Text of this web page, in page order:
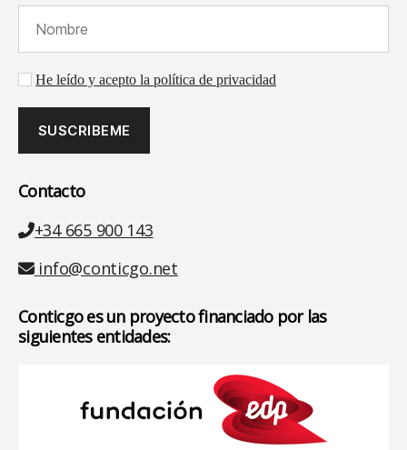
Aceptación de la política de privacidad
He leído y acepto la política de privacidad
Contacto
Teléfono
+34 665 900 143
Email
info@conticgo.net
Conticgo es un proyecto financiado por las
siguientes entidades: